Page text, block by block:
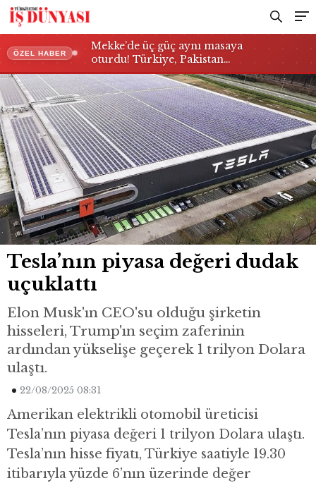
ÖZEL HABER
Mekke’de üç güç aynı masaya
oturdu! Türkiye, Pakistan…
Tesla’nın piyasa değeri dudak
uçuklattı
Elon Musk'ın CEO'su olduğu şirketin
hisseleri, Trump'ın seçim zaferinin
ardından yükselişe geçerek 1 trilyon Dolara
ulaştı.
22/08/2025 08:31
Amerikan elektrikli otomobil üreticisi
Tesla’nın piyasa değeri 1 trilyon Dolara ulaştı.
Tesla’nın hisse fiyatı, Türkiye saatiyle 19.30
itibarıyla yüzde 6’nın üzerinde değer